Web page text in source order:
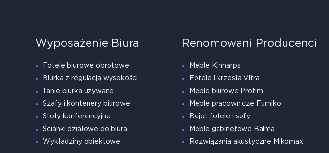
Wyposażenie Biura
Fotele biurowe obrotowe
Biurka z regulacją wysokości
Tanie biurka używane
Szafy i kontenery biurowe
Stoły konferencyjne
Ścianki działowe do biura
Wykładziny obiektowe
Renomowani Producenci
Meble Kinnarps
Fotele i krzesła Vitra
Meble biurowe Profim
Meble pracownicze Furniko
Bejot fotele i sofy
Meble gabinetowe Balma
Rozwiązania akustyczne Mikomax